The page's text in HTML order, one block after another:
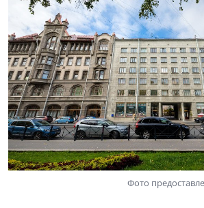
Фото